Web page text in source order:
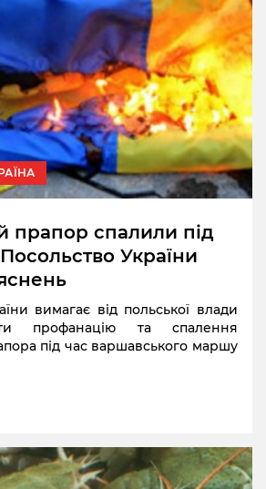
прапор спалили під
України
вимагає від польської влади
профанацію та спалення
під час варшавського маршу